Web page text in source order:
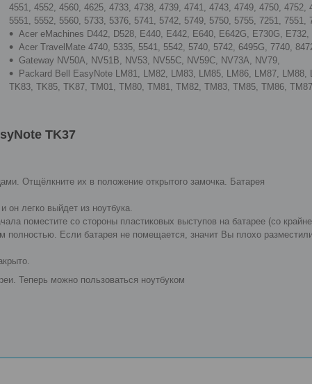
4551, 4552, 4560, 4625, 4733, 4738, 4739, 4741, 4743, 4749, 4750,
5551, 5552, 5560, 5733, 5376, 5741, 5742, 5749, 5750, 5755, 7251, 7551,
Acer eMachines D442, D528, E440, E442, E640, E642G, E730G, E732,
Acer TravelMate 4740, 5335, 5541, 5542, 5740, 5742, 6495G, 7740,
Gateway NV50A, NV51B, NV53, NV55C, NV59C, NV73A, NV79,
Packard Bell EasyNote LM81, LM82, LM83, LM85, LM86, LM87,
TK83, TK85, TK87, TM01, TM80, TM81, TM82, TM83, TM85, TM86,
TK37
Отщёлкните их в положение открытого замочка. Батарея
он легко выйдет из ноутбука.
поместите со стороны пластиковых выступов на батарее (со
полностью. Если батарея не помещается, значит Вы плохо
Теперь можно пользоваться ноутбуком